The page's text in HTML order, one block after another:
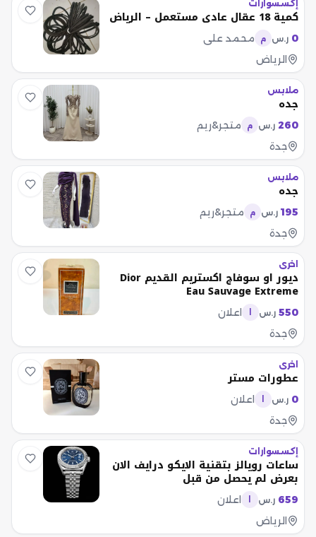
إكسسوارات
كمية 18 عقال عادي مستعمل – الرياض
0 ر.س م
محمد علي
الرياض
ملابس
جده
260 ر.س م
متجر&ريم
جدة
ملابس
جده
195 ر.س م
متجر&ريم
جدة
اخرى
ديور او سوفاج اكستريم القديم Dior
Eau Sauvage Extreme
550 ر.س
اعلان
جدة
اخرى
عطورات مستر
0 ر.س
اعلان
جدة
إكسسوارات
ساعات رويالز بتقنية الايكو درايف الان
بعرض لم يحصل من قبل
659 ر.س
اعلان
الرياض